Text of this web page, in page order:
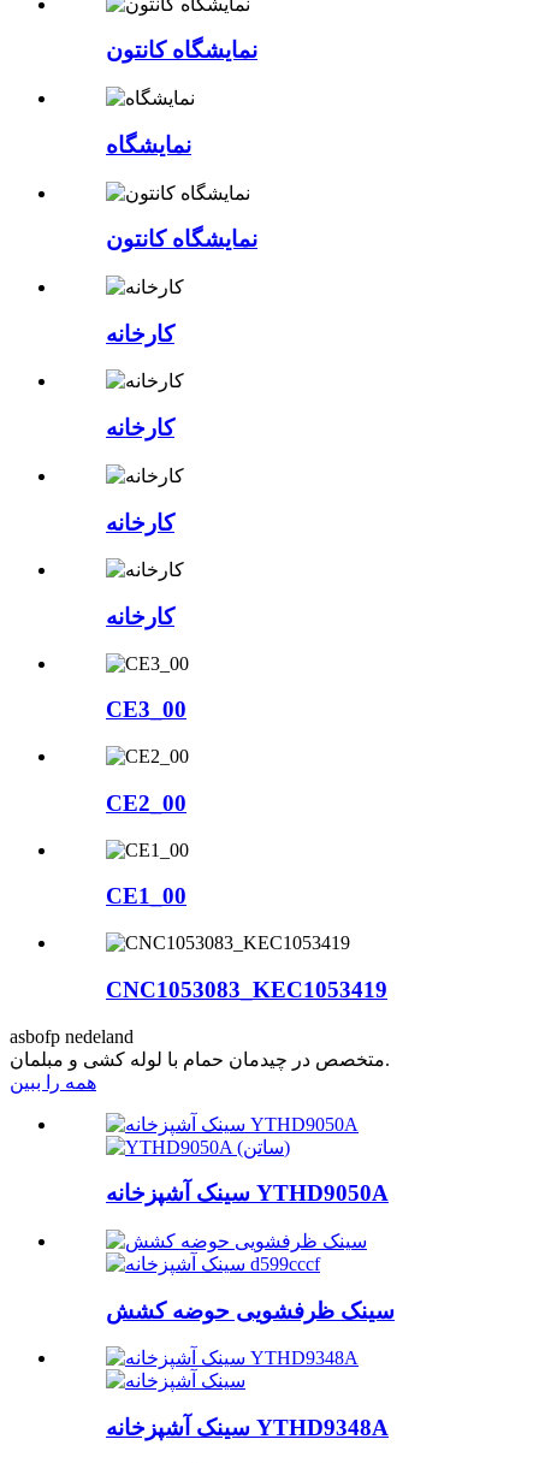
نمایشگاه کانتون
نمایشگاه
نمایشگاه کانتون
کارخانه
کارخانه
کارخانه
کارخانه
CE3_00
CE2_00
CE1_00
CNC1053083_KEC1053419
asbofp nedeland
متخصص در چیدمان حمام با لوله کشی و مبلمان.
همه را ببین
سینک آشپزخانه YTHD9050A
سینک ظرفشویی حوضه کشش
سینک آشپزخانه YTHD9348A